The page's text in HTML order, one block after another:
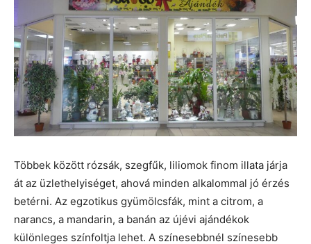
Többek között rózsák, szegfűk, liliomok finom illata járja
át az üzlethelyiséget, ahová minden alkalommal jó érzés
betérni. Az egzotikus gyümölcsfák, mint a citrom, a
narancs, a mandarin, a banán az újévi ajándékok
különleges színfoltja lehet. A színesebbnél színesebb